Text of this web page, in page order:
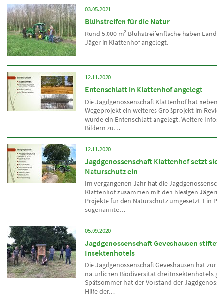
03.05.2021
Blühstreifen für die Natur
Rund 5.000 m² Blühstreifenfläche haben
Jäger in Klattenhof angelegt.
12.11.2020
Entenschlatt in Klattenhof angelegt
Die Jagdgenossenschaft Klattenhof hat
Wegeprojekt ein weiteres Großprojekt im
wurde ein Entenschlatt angelegt. Weitere
Bildern zu…
12.11.2020
Jagdgenossenschaft Klattenhof setzt
Naturschutz ein
Im vergangenen Jahr hat die
Klattenhof zusammen mit den hiesigen
Projekte für den Naturschutz umgesetzt. Ein
sogenannte…
05.09.2020
Jagdgenossenschaft Geveshausen
Insektenhotels
Die Jagdgenossenschaft Geveshausen hat
natürlichen Biodiversität drei Insektenhotels
Spätsommer hat der Vorstand der
Hilfe der…